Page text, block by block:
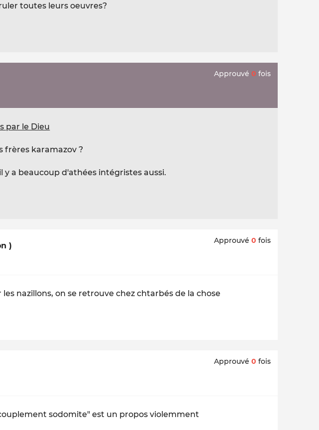
toutes leurs oeuvres?
Approuvé 0 fois
par le Dieu
frères karamazov ?
y a beaucoup d'athées intégristes aussi.
)
Approuvé 0 fois
nazillons, on se retrouve chez chtarbés de la chose
Approuvé 0 fois
sodomite" est un propos violemment